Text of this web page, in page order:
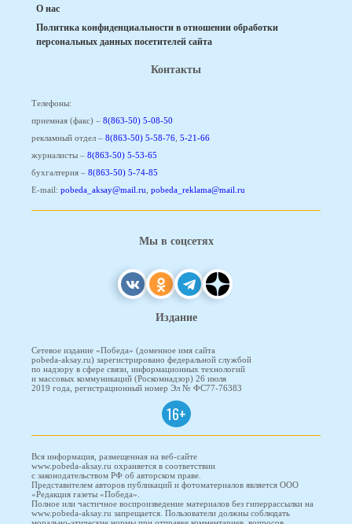
О нас
Политика конфиденциальности в отношении обработки
персональных данных посетителей сайта
Контакты
Телефоны:
приемная (факс) – 8(863-50) 5-08-50
рекламный отдел – 8(863-50) 5-58-76 5-21-66
журналисты – 8(863-50) 5-53-65
бухгалтерия – 8(863-50) 5-74-85
E-mail: pobeda_aksay@mail.ru pobeda_reklama@mail.ru
Мы в соцсетях
Издание
Сетевое издание «Победа» (доменное имя сайта
pobeda-aksay.ru) зарегистрировано федеральной службой
по надзору в сфере связи, информационных технологий
и массовых коммуникаций (Роскомнадзор) 26 июля
2019 года, регистрационный номер Эл № ФС77-76383
16+
Вся информация, размещенная на веб-сайте
www.pobeda-aksay.ru охраняется в соответствии
с законодательством РФ об авторском праве.
Представителем авторов публикаций и фотоматериалов является ООО
«Редакция газеты «Победа».
Полное или частичное воспроизведение материалов без гиперрассылки на
www.pobeda-aksay.ru запрещается. Пользователи должны соблюдать